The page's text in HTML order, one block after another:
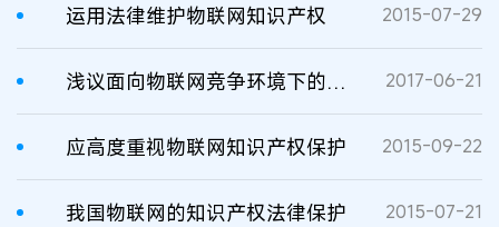
运用法律维护物联网知识产权 2015-07-29
浅议面向物联网竞争环境下的企业全流程知识产权管理 2017-06-21
应高度重视物联网知识产权保护 2015-09-22
我国物联网的知识产权法律保护 2015-07-21